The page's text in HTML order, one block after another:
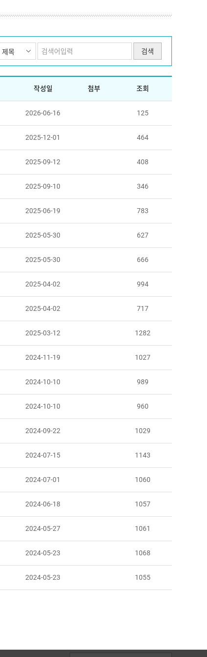
작성일 첨부 조회
2026-06-16 125
2025-12-01 464
2025-09-12 408
2025-09-10 346
2025-06-19 783
2025-05-30 627
2025-05-30 666
2025-04-02 994
2025-04-02 717
2025-03-12 1282
2024-11-19 1027
2024-10-10 989
2024-10-10 960
2024-09-22 1029
2024-07-15 1143
2024-07-01 1060
2024-06-18 1057
2024-05-27 1061
2024-05-23 1068
2024-05-23 1055